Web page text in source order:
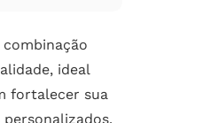
combinação
ideal
fortalecer sua